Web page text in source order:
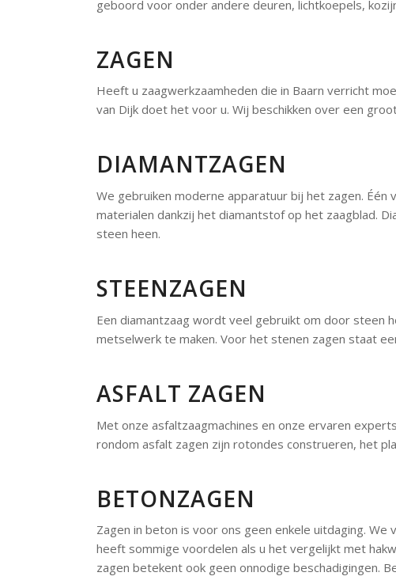
geboord voor onder andere deuren, lichtkoepels,
ZAGEN
Heeft u zaagwerkzaamheden die in Baarn verricht
van Dijk doet het voor u. Wij beschikken over een
DIAMANTZAGEN
We gebruiken moderne apparatuur bij het zagen.
materialen dankzij het diamantstof op het zaagblad.
steen heen.
STEENZAGEN
Een diamantzaag wordt veel gebruikt om door steen
metselwerk te maken. Voor het stenen zagen staat
ASFALT ZAGEN
Met onze asfaltzaagmachines en onze ervaren
rondom asfalt zagen zijn rotondes construeren, het
BETONZAGEN
Zagen in beton is voor ons geen enkele uitdaging.
heeft sommige voordelen als u het vergelijkt met
zagen betekent ook geen onnodige beschadigingen.